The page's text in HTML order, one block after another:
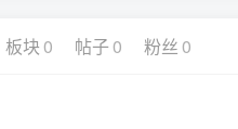
板块 0 帖子0 粉丝 0